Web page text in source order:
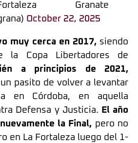
Granate
October 22, 2025
muy cerca en 2017, siendo
la Copa Libertadores de
a principios de 2021,
pasito de volver a levantar
en Córdoba, en aquella
Defensa y Justicia. El año
la Final, pero no
en La Fortaleza luego del 1-